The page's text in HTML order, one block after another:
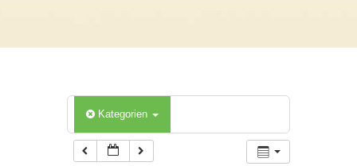
Kategorien
6:00
7:00